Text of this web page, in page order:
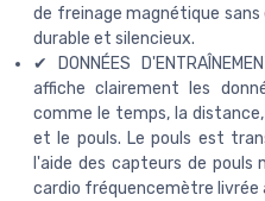
de freinage magnétique
durable et silencieux.
✔ DONNÉES
affiche clairement les
comme le temps, la
et le pouls. Le pouls est
l'aide des capteurs de pouls
cardio fréquencemètre livrée